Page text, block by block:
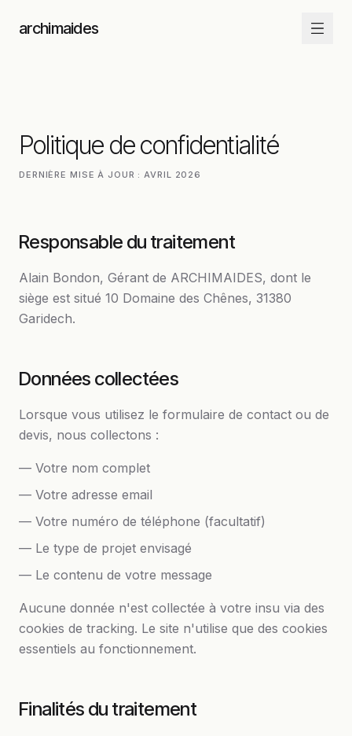
archimaides
Politique de confidentialité
DERNIÈRE MISE À JOUR : AVRIL 2026
Responsable du traitement
Alain Bondon, Gérant de ARCHIMAIDES, dont le
siège est situé 10 Domaine des Chênes, 31380
Garidech.
Données collectées
Lorsque vous utilisez le formulaire de contact ou de
devis, nous collectons :
— Votre nom complet
— Votre adresse email
— Votre numéro de téléphone (facultatif)
— Le type de projet envisagé
— Le contenu de votre message
Aucune donnée n'est collectée à votre insu via des
cookies de tracking. Le site n'utilise que des cookies
essentiels au fonctionnement.
Finalités du traitement